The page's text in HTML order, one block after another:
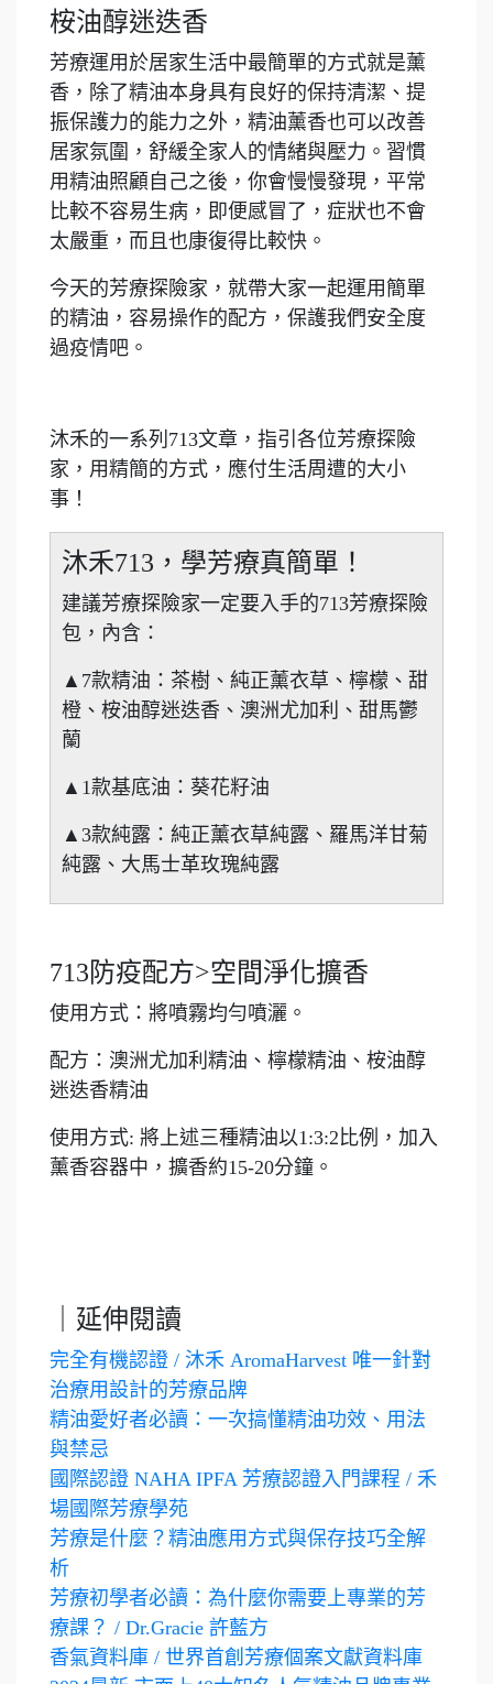
桉油醇迷迭香
芳療運用於居家生活中最簡單的方式就是薰
香，除了精油本身具有良好的保持清潔、提
振保護力的能力之外，精油薰香也可以改善
居家氛圍，舒緩全家人的情緒與壓力。習慣
用精油照顧自己之後，你會慢慢發現，平常
比較不容易生病，即便感冒了，症狀也不會
太嚴重，而且也康復得比較快。
今天的芳療探險家，就帶大家一起運用簡單
的精油，容易操作的配方，保護我們安全度
過疫情吧。
沐禾的一系列713文章，指引各位芳療探險
家，用精簡的方式，應付生活周遭的大小
事！
沐禾713，學芳療真簡單！
建議芳療探險家一定要入手的713芳療探險
包，內含：
▲7款精油：茶樹、純正薰衣草、檸檬、甜
橙、桉油醇迷迭香、澳洲尤加利、甜馬鬱
蘭
▲1款基底油：葵花籽油
▲3款純露：純正薰衣草純露、羅馬洋甘菊
純露、大馬士革玫瑰純露
713防疫配方>空間淨化擴香
使用方式：將噴霧均勻噴灑。
配方：澳洲尤加利精油、檸檬精油、桉油醇
迷迭香精油
使用方式: 將上述三種精油以1:3:2比例，加入
薰香容器中，擴香約15-20分鐘。
｜延伸閱讀
完全有機認證 / 沐禾 AromaHarvest 唯一針對
治療用設計的芳療品牌
精油愛好者必讀：一次搞懂精油功效、用法
與禁忌
國際認證 NAHA IPFA 芳療認證入門課程 / 禾
場國際芳療學苑
芳療是什麼？精油應用方式與保存技巧全解
析
芳療初學者必讀：為什麼你需要上專業的芳
療課？ / Dr.Gracie 許藍方
香氣資料庫 / 世界首創芳療個案文獻資料庫